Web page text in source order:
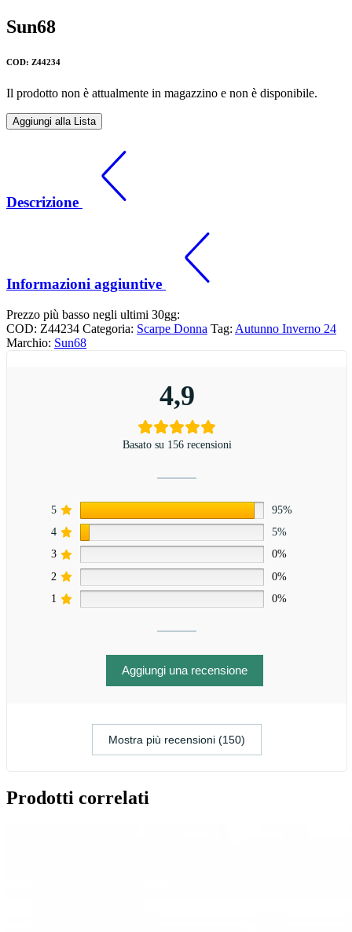
Sun68
COD: Z44234
Il prodotto non è attualmente in magazzino e non è disponibile.
Aggiungi alla Lista
Descrizione
Informazioni aggiuntive
Prezzo più basso negli ultimi 30gg:
COD: Z44234 Categoria: Scarpe Donna Tag: Autunno Inverno 24
Marchio: Sun68
4,9
Basato su 156 recensioni
5
95%
4
5%
3
0%
2
0%
1
0%
Aggiungi una recensione
Mostra più recensioni (150)
Prodotti correlati